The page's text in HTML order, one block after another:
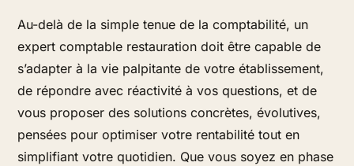
Au-delà de la simple tenue de la comptabilité, un
expert comptable restauration doit être capable de
s’adapter à la vie palpitante de votre établissement,
de répondre avec réactivité à vos questions, et de
vous proposer des solutions concrètes, évolutives,
pensées pour optimiser votre rentabilité tout en
simplifiant votre quotidien. Que vous soyez en phase